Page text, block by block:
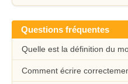
Questions fréquentes
Quelle est la définition du
Comment écrire